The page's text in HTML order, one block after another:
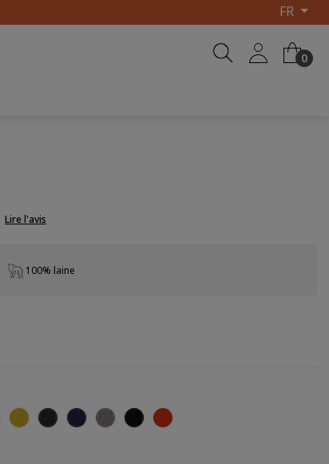
FR
0
Lire l'avis
100% laine
CitronSapinPolicierZinc gris
Noir Coquelicot